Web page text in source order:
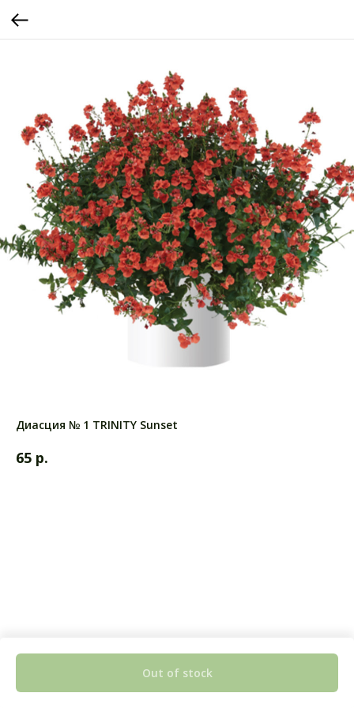
Диасция № 1 TRINITY Sunset
65 р.
Out of stock